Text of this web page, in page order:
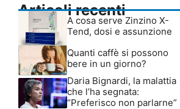
Articoli recenti
A cosa serve Zinzino X-
Tend, dosi e assunzione
Quanti caffè si possono
bere in un giorno?
Daria Bignardi, la malattia
che l’ha segnata:
“Preferisco non parlarne”